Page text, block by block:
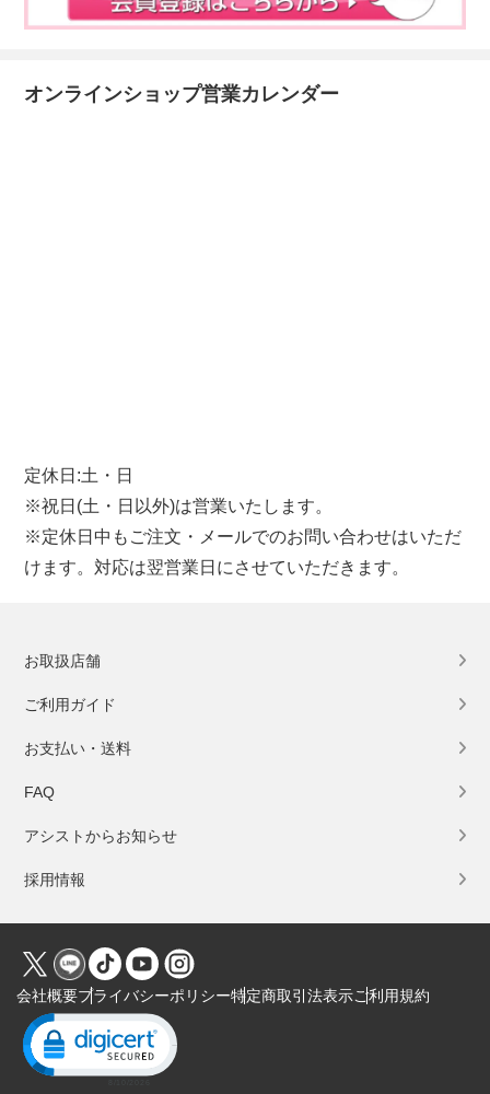
オンラインショップ営業カレンダー
定休日:土・日
※祝日(土・日以外)は営業いたします。
※定休日中もご注文・メールでのお問い合わせはいただ
けます。対応は翌営業日にさせていただきます。
お取扱店舗
ご利用ガイド
お支払い・送料
FAQ
アシストからお知らせ
採用情報
会社概要プライバシーポリシー特定商取引法表示ご利用規約
Click to open certificate verification popup